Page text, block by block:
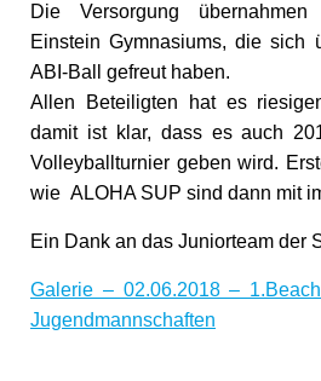
Die Versorgung
Einstein Gymnasiums, die sich
ABI-Ball gefreut haben.
Allen Beteiligten hat es
damit ist klar, dass es auch
Volleyballturnier geben wird.
wie ALOHA SUP sind dann mit
Ein Dank an das Juniorteam der
Galerie – 02.06.2018 –
Jugendmannschaften